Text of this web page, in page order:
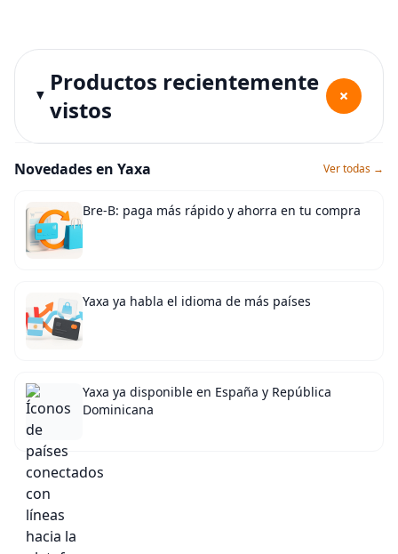
Productos recientemente
vistos
+
Novedades en Yaxa Ver todas →
Bre-B: paga más rápido y ahorra en tu compra
Yaxa ya habla el idioma de más países
Yaxa ya disponible en España y República
Dominicana